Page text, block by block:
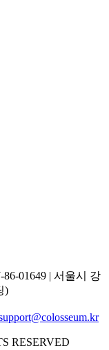
01649 | 서울시 강
)
RESERVED